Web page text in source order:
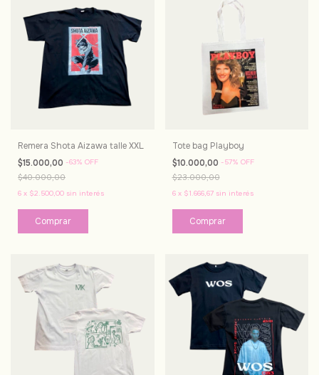
Remera Shota Aizawa talle XXL
$15.000,00 -63% OFF
$40.000,00
6 x $2.500,00 sin interés
Tote bag Playboy
$10.000,00 -57% OFF
$23.000,00
6 x $1.666,67 sin interés